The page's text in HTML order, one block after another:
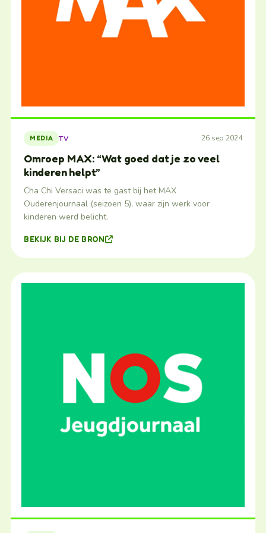
MEDIA TV 26 sep 2024
Omroep MAX: “Wat goed dat je zo veel
kinderen helpt”
Cha Chi Versaci was te gast bij het MAX
Ouderenjournaal (seizoen 5), waar zijn werk voor
kinderen werd belicht.
BEKIJK BIJ DE BRON